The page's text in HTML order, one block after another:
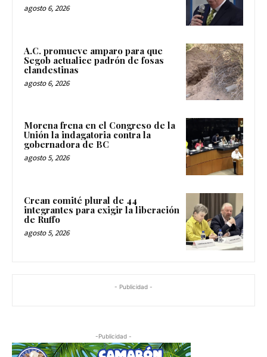
agosto 6, 2026
A.C. promueve amparo para que
Segob actualice padrón de fosas
clandestinas
agosto 6, 2026
Morena frena en el Congreso de la
Unión la indagatoria contra la
gobernadora de BC
agosto 5, 2026
Crean comité plural de 44
integrantes para exigir la liberación
de Ruffo
agosto 5, 2026
- Publicidad -
-Publicidad -